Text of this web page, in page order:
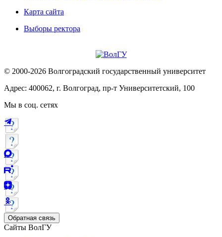
Карта сайта
Выборы ректора
© 2000-2026 Волгоградский государственный университет
Адрес: 400062, г. Волгоград, пр-т Университетский, 100
Мы в соц. сетях
Обратная связь
Сайты ВолГУ